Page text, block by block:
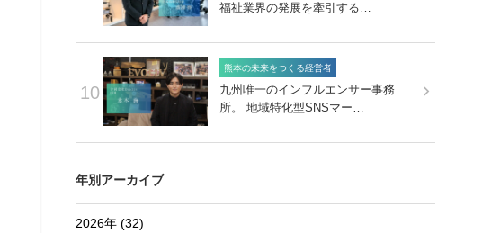
福祉業界の発展を牽引する…
10
熊本の未来をつくる経営者
九州唯一のインフルエンサー事務
所。 地域特化型SNSマー…
年別アーカイブ
2026年 (32)